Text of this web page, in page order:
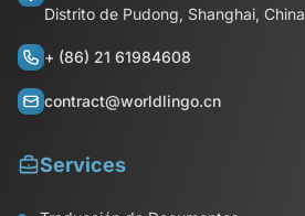
Distrito de Pudong, Shanghai, China
+ (86) 21 61984608
contract@worldlingo.cn
Services